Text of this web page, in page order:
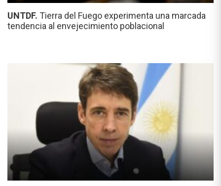
UNTDF. Tierra del Fuego experimenta una marcada
tendencia al envejecimiento poblacional